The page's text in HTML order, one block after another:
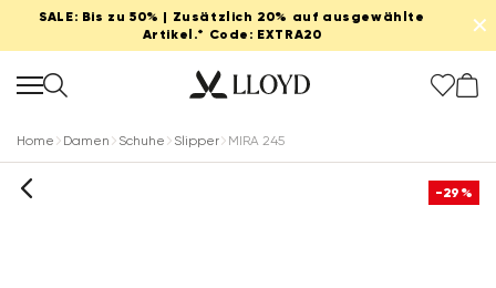
SALE: Bis zu 50% | Zusätzlich 20% auf ausgewählte
Artikel.* Code: EXTRA20
✕
Home Damen Schuhe Slipper MIRA 245
-29%